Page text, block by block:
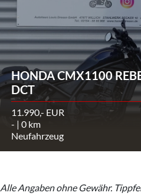
HONDA CMX1100
DCT
11.990,- EUR
- | 0 km
Neufahrzeug
Alle Angaben ohne Gewähr.